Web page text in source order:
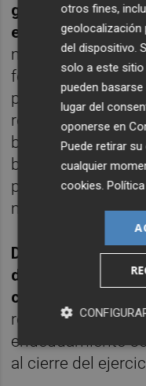
grupo por
euros
. Al cierre
millones de
fecha del ejercicio
pérdida de 1,8
resultado
beneficio de
beneficios por
primer semestre
millones de euros.
Destaca
de la posición
compañía
reduce 5 puntos
endeudamiento
al cierre del
otros fines,
del dispositivo.
solo a este
pueden
lugar del
oponerse en
Puede retirar
cualquier
cookies.